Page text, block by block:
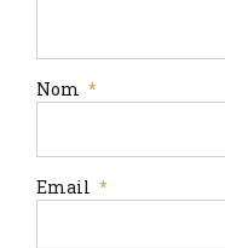
Nom *
Email *